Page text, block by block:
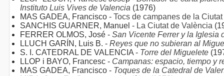
Instituto Luis Vives de Valencia (1976)
MAS GADEA, Francisco - Tocs de campanes de la
SANCHIS GUARNER, Manuel - La Ciutat de València
FERRER OLMOS, José - San Vicente Ferrer y la Iglesia
LLUCH GARÍN, Luis B. - Reyes que no subieran al
S. I. CATEDRAL DE VALENCIA - Torre del Miguelete
LLOP i BAYO, Francesc - Campanas: espacio, tiempo y
MAS GADEA, Francisco - Toques de la Catedral de